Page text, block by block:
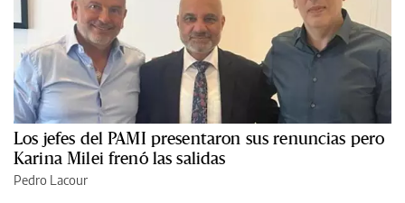
Los jefes del PAMI presentaron sus renuncias pero
Karina Milei frenó las salidas
Pedro Lacour